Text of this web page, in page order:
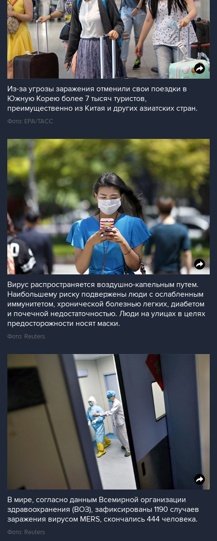
Из-за угрозы заражения отменили свои поездки в
Южную Корею более 7 тысяч туристов,
преимущественно из Китая и других азиатских стран.
Фото: EPA/ТАСС
Вирус распространяется воздушно-капельным путем.
Наибольшему риску подвержены люди с ослабленным
иммунитетом, хронической болезнью легких, диабетом
и почечной недостаточностью. Люди на улицах в целях
предосторожности носят маски.
Фото: Reuters
В мире, согласно данным Всемирной организации
здравоохранения (ВОЗ), зафиксированы 1190 случаев
заражения вирусом MERS, скончались 444 человека.
Фото: Reuters